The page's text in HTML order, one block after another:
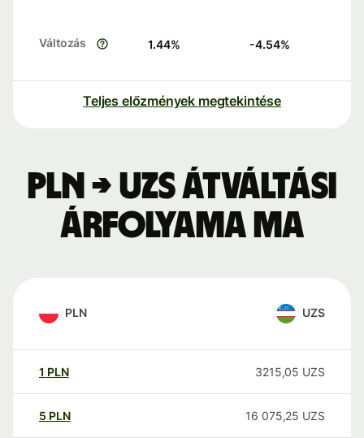
Változás 1.44% -4.54%
Teljes előzmények megtekintése
PLN → UZS átváltási
árfolyama ma
PLN UZS
1 PLN 3215,05 UZS
5 PLN 16 075,25 UZS